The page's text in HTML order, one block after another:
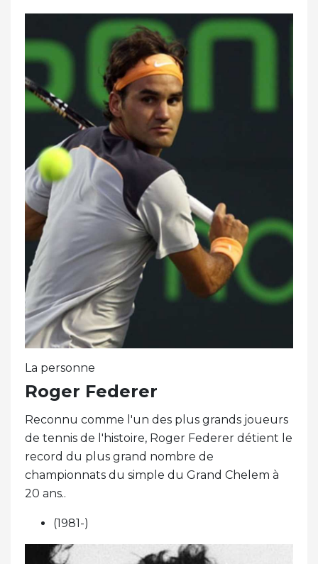
La personne
Roger Federer
Reconnu comme l'un des plus grands joueurs
de tennis de l'histoire, Roger Federer détient le
record du plus grand nombre de
championnats du simple du Grand Chelem à
20 ans..
(1981-)